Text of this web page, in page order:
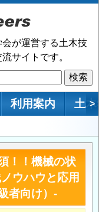
が運営する土木技
サイトです。
利用案内 土 >
！！機械の状
ウハウと応用
者向け）‐